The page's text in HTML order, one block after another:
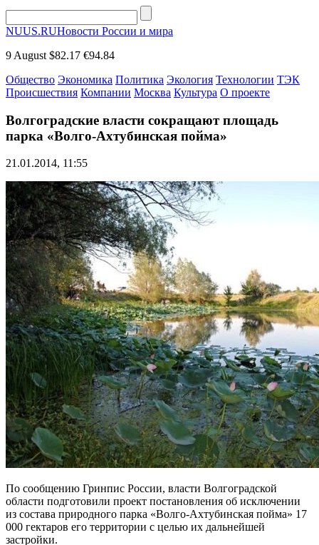
NUUS.RUНовости России и мира
9 August $82.17 €94.84
Общество Экономика Политика Экология Технологии ТЭК
Происшествия Компании Москва Культура О проекте
Волгоградские власти сокращают площадь
парка «Волго-Ахтубинская пойма»
21.01.2014, 11:55
По сообщению Гринпис России, власти Волгоградской
области подготовили проект постановления об исключении
из состава природного парка «Волго-Ахтубинская пойма» 17
000 гектаров его территории с целью их дальнейшей
застройки.